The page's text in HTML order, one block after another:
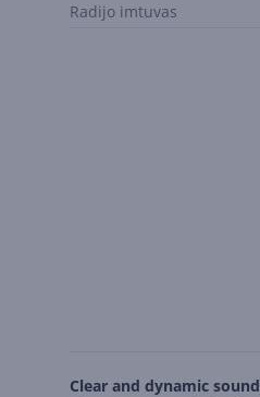
Radijo imtuvas
Clear and dynamic sound